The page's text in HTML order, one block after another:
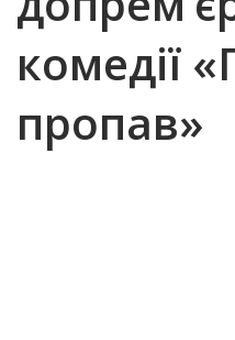
комедії
пропав»